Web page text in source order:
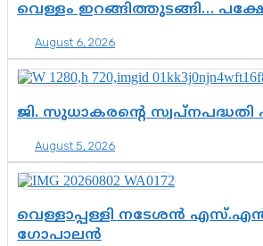
വെള്ളം ഇറങ്ങിത്തുടങ്ങി…
August 6, 2026
ജി. സുധാകരന്റെ
August 5, 2026
വെള്ളാപ്പള്ളി നടേശൻ
ഗോപാലൻ